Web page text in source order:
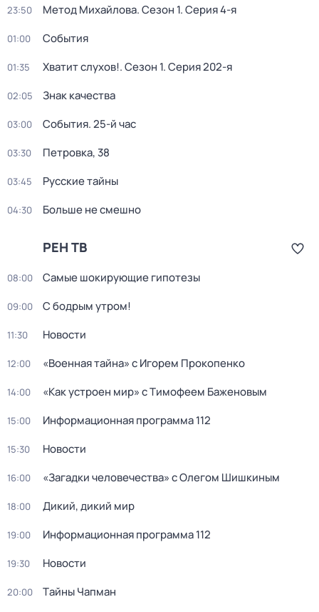
23:50 Метод Михайлова. Сезон 1. Серия 4-я
01:00 События
01:35 Хватит слухов!. Сезон 1. Серия 202-я
02:05 Знак качества
03:00 События. 25-й час
03:30 Петровка, 38
03:45 Русские тайны
04:30 Больше не смешно
РЕН ТВ
08:00 Самые шoкиpующие гипотезы
09:00 С бодрым утром!
11:30 Новости
12:00 «Военная тайна» с Игорем Прокопенко
14:00 «Как устроен мир» с Тимофеем Баженовым
15:00 Информационная программа 112
15:30 Новости
16:00 «Загадки человечества» с Олегом Шишкиным
18:00 Дикий, дикий мир
19:00 Информационная программа 112
19:30 Новости
20:00 Тaйны Чапман